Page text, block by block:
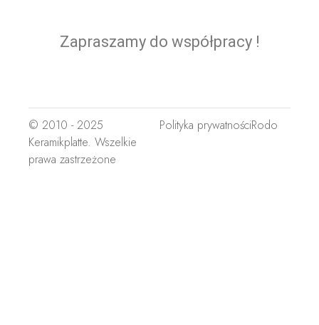
Zapraszamy do współpracy !
© 2010 - 2025
Keramikplatte. Wszelkie
prawa zastrzeżone
Polityka prywatnościRodo